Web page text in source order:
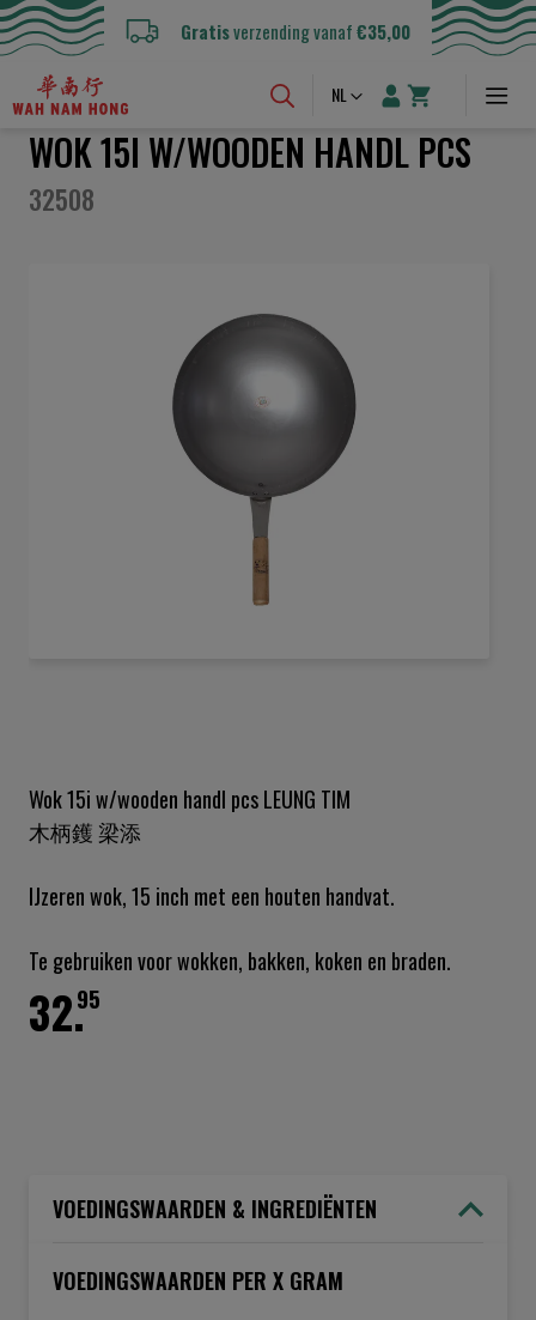
Gratisverzending vanaf€35,00
Taal
NL
WOK 15I W/WOODEN HANDL PCS
32508
de
afbeeldingen-
gallerij
Wok 15i w/wooden handl pcs LEUNG TIM
木柄鑊 梁添
IJzeren wok, 15 inch met een houten handvat.
Te gebruiken voor wokken, bakken, koken en braden.
95
32.
VOEDINGSWAARDEN & INGREDIËNTEN
VOEDINGSWAARDEN PER X GRAM